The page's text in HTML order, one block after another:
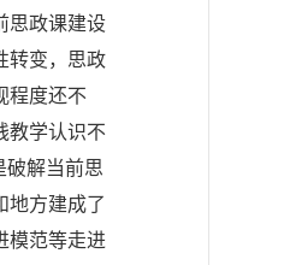
思政课建设
转变，思政
程度还不
教学认识不
破解当前思
地方建成了
模范等走进